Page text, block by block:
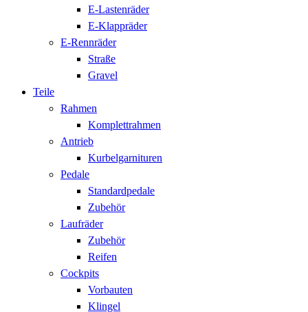
E-Lastenräder
E-Klappräder
E-Rennräder
Straße
Gravel
Teile
Rahmen
Komplettrahmen
Antrieb
Kurbelgarnituren
Pedale
Standardpedale
Zubehör
Laufräder
Zubehör
Reifen
Cockpits
Vorbauten
Klingel